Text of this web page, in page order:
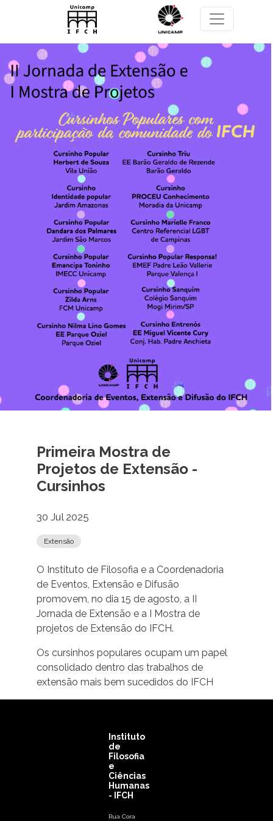
Pular para o conteúdo principal
Primeira Mostra de
Projetos de Extensão -
Cursinhos
30 Jul 2025
Extensão
O Instituto de Filosofia e a Coordenadoria
de Eventos, Extensão e Difusão
promovem, no dia 15 de agosto, a II
Jornada de Extensão e a I Mostra de
projetos de Extensão do IFCH.
Os cursinhos populares ocupam um papel
consolidado dentro das trabalhos de
extensão mais bem sucedidos do IFCH
Instituto
de
Filosofia
e
Ciências
Humanas
- IFCH
Rua Cora